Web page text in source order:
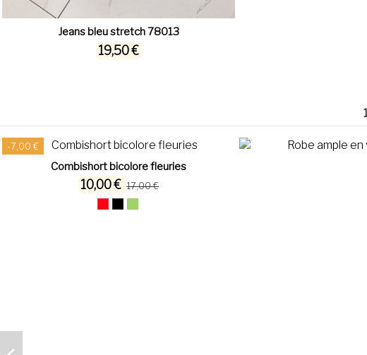
Jeans bleu stretch 78013
19,50 €
-7,00 €
Combishort bicolore fleuries
10,00 € 17,00 €